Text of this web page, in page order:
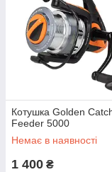
Котушка Golden
Feeder 5000
Немає в наявності
1 400 ₴